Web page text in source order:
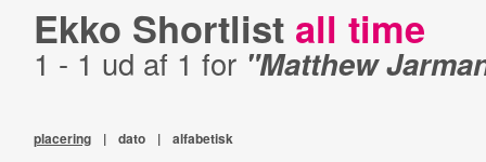
Ekko Shortlist all time
1 - 1 ud af 1 for "Matthew
placering | dato | alfabetisk